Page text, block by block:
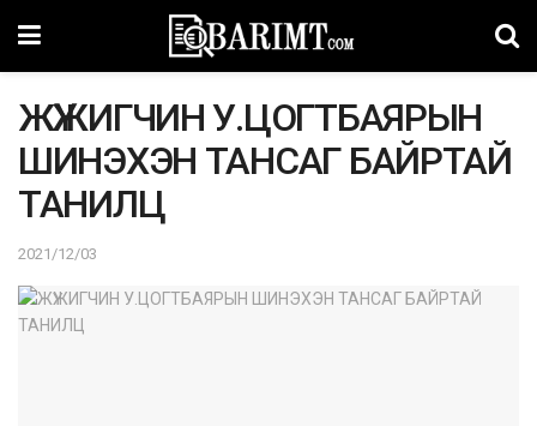
ЖҮЖИГЧИН У.ЦОГТБАЯРЫН
ШИНЭХЭН ТАНСАГ БАЙРТАЙ
ТАНИЛЦ
2021/12/03